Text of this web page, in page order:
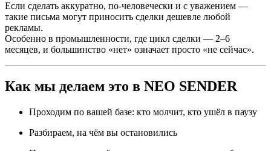
Если сделать аккуратно, по-человечески и с уважением —
такие письма могут приносить сделки дешевле любой
рекламы.
Особенно в промышленности, где цикл сделки — 2–6
месяцев, и большинство «нет» означает просто «не сейчас».
Как мы делаем это в NEO SENDER
Проходим по вашей базе: кто молчит, кто ушёл в паузу
Разбираем, на чём вы остановились